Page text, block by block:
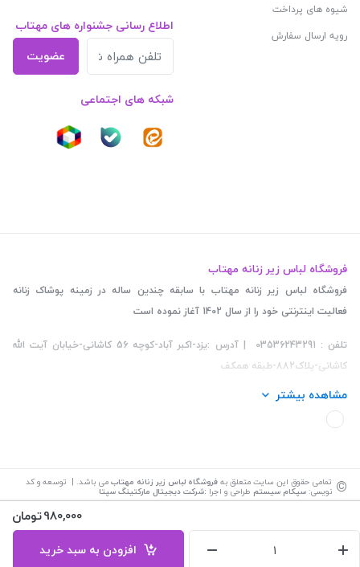
980,000تومان
افزودن به سبد خرید
شیوه های پرداخت
رویه ارسال سفارش
اطلاع رسانی جشنواره های مهتاب
عضویت
شبکه های اجتماعی
فروشگاه لباس زیر زنانه مهتاب
فروشگاه لباس زیر زنانه مهتاب با سابقه چندین ساله در زمینه پوشاک زنانه
فعالیت اینترنتی خود را از سال 1402 آغاز نموده است
تلفن : 03536243291 | آدرس :یزد-اکبر آباد-کوچه 56 کاشانی-خیابان آیت الله
کاشانی-پلاک882-طبقه همکف
مشاهده بیشتر
© تمامی حقوق این سایت متعلق بهفروشگاه لباس زیر زنانه مهتابمی باشد. | توسعه و کد
نویسی: سپکام سیستم طراحی و اجرا :شرکت دیجیتال مارکتینگ سپتا